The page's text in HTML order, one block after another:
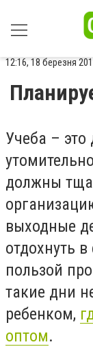
12:16, 18 березня
Учеба – это
должны
выходные
отдохнуть
пользой
такие дни
ребенком,
оптом.